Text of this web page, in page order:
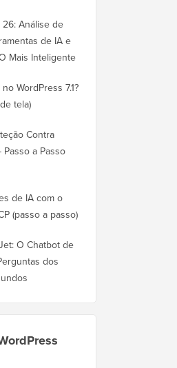
Análise de
de IA e
Mais Inteligente
WordPress 7.1?
tela)
Contra
a Passo
de IA com o
(passo a passo)
O Chatbot de
dos